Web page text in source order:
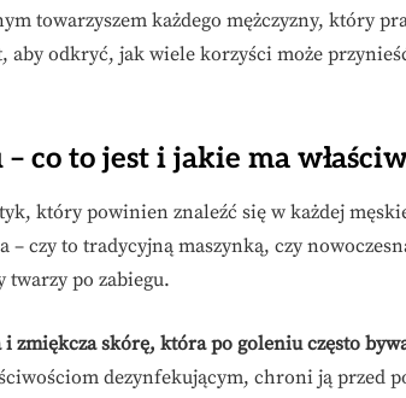
towarzyszem każdego mężczyzny, który
aby odkryć, jak wiele korzyści może
co to jest i jakie ma
który powinien znaleźć się w każdej
czy to tradycyjną maszynką, czy
twarzy po zabiegu.
zmiękcza skórę, która po goleniu często
dezynfekującym, chroni ją przed